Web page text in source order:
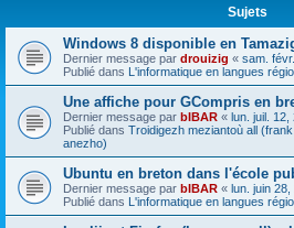
Sujets
Windows 8 disponible en
Dernier message par drouizig « sam.
Publié dans L'informatique en langues
Une affiche pour GCompris en
Dernier message par bIBAR « lun. juil. 12,
Publié dans Troidigezh meziantoù all
anezho)
Ubuntu en breton dans l'école
Dernier message par bIBAR « lun. juin
Publié dans L'informatique en langues